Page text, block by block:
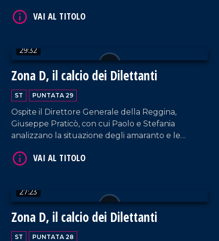
29:32
Zona D, il calcio dei Dilettanti
ST PUNTATA 29
Ospite il Direttore Generale della Reggina,
Giuseppe Praticò, con cui Paolo e Stefania
analizzano la situazione degli amaranto e le
Vibonese, condannata ormai ai play-out.
27:23
Zona D, il calcio dei Dilettanti
ST PUNTATA 28